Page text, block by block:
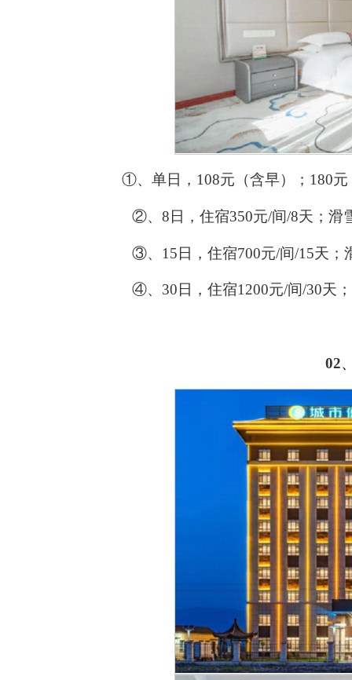
①、单日， 108元（含早）； 180元
②、 8 日，住宿350元/间/8天；滑
③、 15日，住宿700元/间/15天；
④、 30 日，住宿1200元/间/30天
02